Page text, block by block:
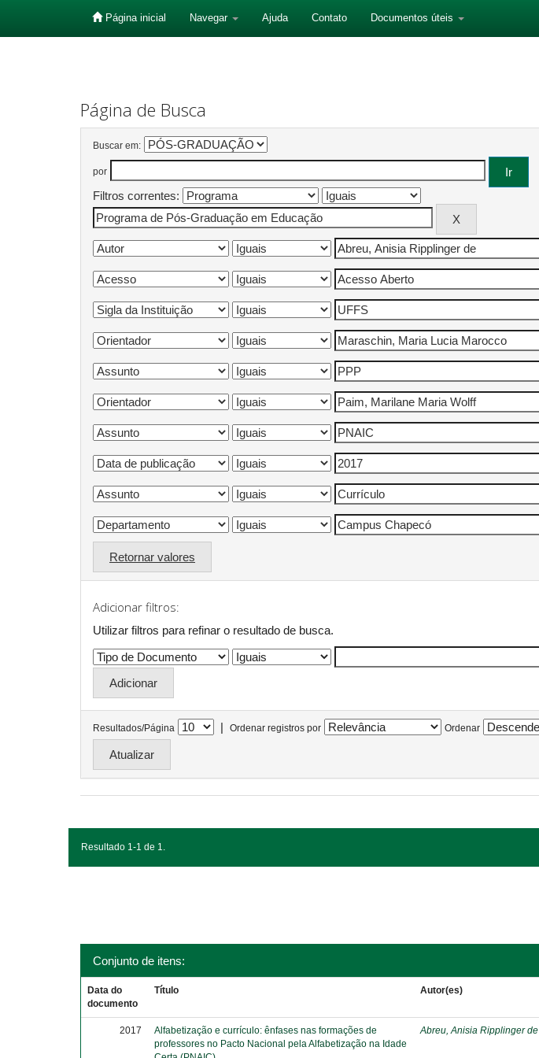
Página inicial Navegar Ajuda Contato Documentos úteis
Página de Busca
Buscar em:
por
Filtros correntes:
Retornar valores
Adicionar filtros:
Utilizar filtros para refinar o resultado de busca.
Resultados/Página | Ordenar registros por Ordenar
Resultado 1-1 de 1.
Conjunto de itens:
Data do
documento
Título Autor(es)
2017
Alfabetização e currículo: ênfases nas formações de
professores no Pacto Nacional pela Alfabetização na Idade
Abreu, Anisia Ripplinger de